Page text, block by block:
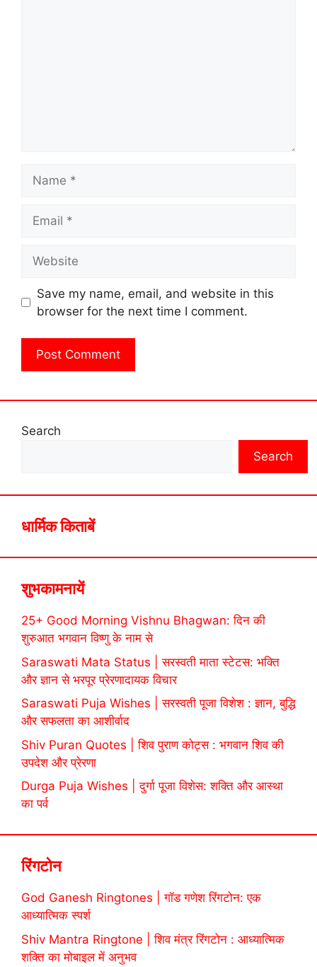
Save my name, email, and website in this
browser for the next time I comment.
Search
Search
धार्मिक किताबें
शुभकामनायें
25+ Good Morning Vishnu Bhagwan: दिन की
शुरुआत भगवान विष्णु के नाम से
Saraswati Mata Status | सरस्वती माता स्टेटस: भक्ति
और ज्ञान से भरपूर प्रेरणादायक विचार
Saraswati Puja Wishes | सरस्वती पूजा विशेश : ज्ञान, बुद्धि
और सफलता का आशीर्वाद
Shiv Puran Quotes | शिव पुराण कोट्स : भगवान शिव की
उपदेश और प्रेरणा
Durga Puja Wishes | दुर्गा पूजा विशेस: शक्ति और आस्था
का पर्व
रिंगटोन
God Ganesh Ringtones | गॉड गणेश रिंगटोन: एक
आध्यात्मिक स्पर्श
Shiv Mantra Ringtone | शिव मंत्र रिंगटोन : आध्यात्मिक
शक्ति का मोबाइल में अनुभव